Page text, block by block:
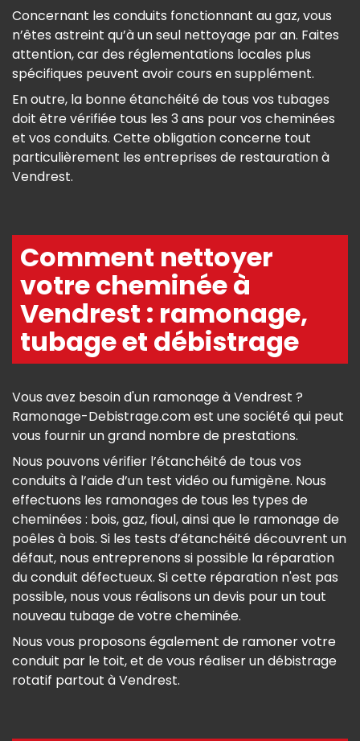
Concernant les conduits fonctionnant au gaz, vous
n’êtes astreint qu’à un seul nettoyage par an. Faites
attention, car des réglementations locales plus
spécifiques peuvent avoir cours en supplément.
En outre, la bonne étanchéité de tous vos tubages
doit être vérifiée tous les 3 ans pour vos cheminées
et vos conduits. Cette obligation concerne tout
particulièrement les entreprises de restauration à
Vendrest.
Comment nettoyer
votre cheminée à
Vendrest : ramonage,
tubage et débistrage
Vous avez besoin d'un ramonage à Vendrest ?
Ramonage-Debistrage.com est une société qui peut
vous fournir un grand nombre de prestations.
Nous pouvons vérifier l’étanchéité de tous vos
conduits à l’aide d’un test vidéo ou fumigène. Nous
effectuons les ramonages de tous les types de
cheminées : bois, gaz, fioul, ainsi que le ramonage de
poêles à bois. Si les tests d’étanchéité découvrent un
défaut, nous entreprenons si possible la réparation
du conduit défectueux. Si cette réparation n'est pas
possible, nous vous réalisons un devis pour un tout
nouveau tubage de votre cheminée.
Nous vous proposons également de ramoner votre
conduit par le toit, et de vous réaliser un débistrage
rotatif partout à Vendrest.